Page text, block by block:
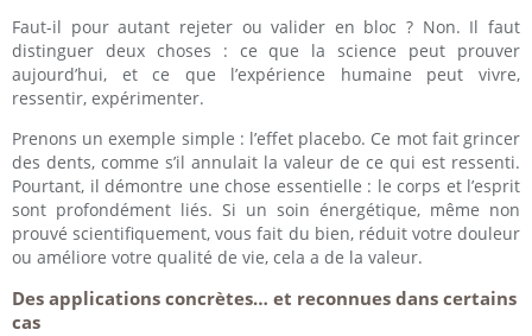
Faut-il pour autant rejeter ou valider en bloc ? Non. Il faut
distinguer deux choses : ce que la science peut prouver
aujourd’hui, et ce que l’expérience humaine peut vivre,
ressentir, expérimenter.
Prenons un exemple simple : l’effet placebo. Ce mot fait grincer
des dents, comme s’il annulait la valeur de ce qui est ressenti.
Pourtant, il démontre une chose essentielle : le corps et l’esprit
sont profondément liés. Si un soin énergétique, même non
prouvé scientifiquement, vous fait du bien, réduit votre douleur
ou améliore votre qualité de vie, cela a de la valeur.
Des applications concrètes… et reconnues dans certains
cas